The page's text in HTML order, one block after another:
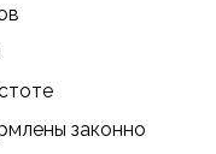
законно